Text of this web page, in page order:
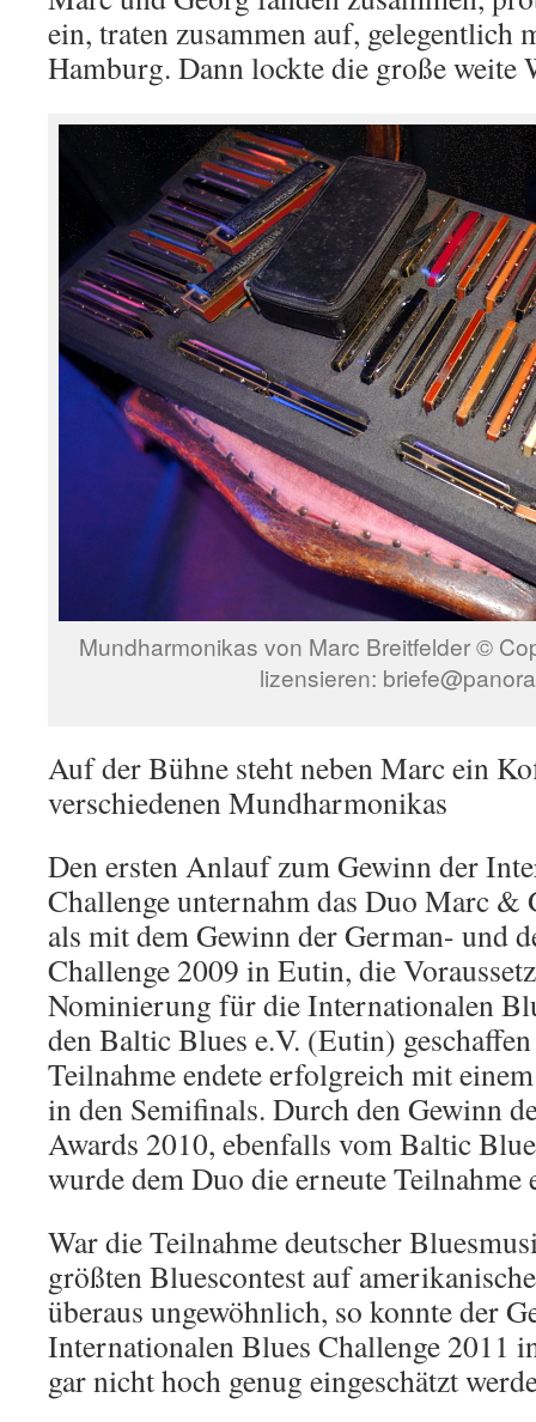
ein, traten zusammen auf, gelegentlich
Hamburg. Dann lockte die große weite
Mundharmonikas von Marc Breitfelder ©
lizensieren:
Auf der Bühne steht neben Marc ein
verschiedenen Mundharmonikas
Den ersten Anlauf zum Gewinn der
Challenge unternahm das Duo Marc &
als mit dem Gewinn der German- und
Challenge 2009 in Eutin, die
Nominierung für die Internationalen
den Baltic Blues e.V. (Eutin)
Teilnahme endete erfolgreich mit
in den Semifinals. Durch den Gewinn
Awards 2010, ebenfalls vom Baltic
wurde dem Duo die erneute
War die Teilnahme deutscher
größten Bluescontest auf
überaus ungewöhnlich, so konnte der
Internationalen Blues Challenge 2011
gar nicht hoch genug eingeschätzt